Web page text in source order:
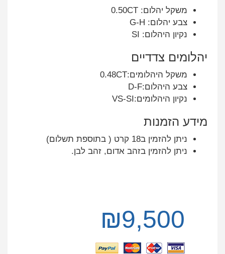
משקל יהלום: 0.50CT
צבע יהלום: G-H
נקיון היהלום: SI
יהלומים צדדיים
משקל היהלומים:0.48CT
צבע היהלום:D-F
נקיון היהלומים:VS-SI
מידע הזמנות
ניתן להזמין ב18 קרט ( בתוספת תשלום)
ניתן להזמין בזהב אדום, זהב לבן.
₪9,500